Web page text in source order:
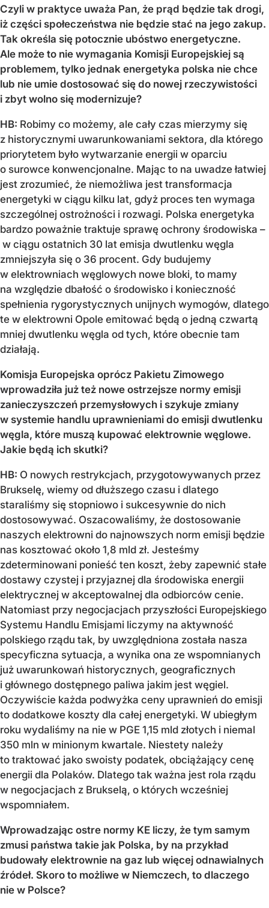
Czyli w praktyce uważa Pan, że prąd będzie tak drogi,
iż części społeczeństwa nie będzie stać na jego zakup.
Tak określa się potocznie ubóstwo energetyczne.
Ale może to nie wymagania Komisji Europejskiej są
problemem, tylko jednak energetyka polska nie chce
lub nie umie dostosować się do nowej rzeczywistości
i zbyt wolno się modernizuje?
HB: Robimy co możemy, ale cały czas mierzymy się
z historycznymi uwarunkowaniami sektora, dla którego
priorytetem było wytwarzanie energii w oparciu
o surowce konwencjonalne. Mając to na uwadze łatwiej
jest zrozumieć, że niemożliwa jest transformacja
energetyki w ciągu kilku lat, gdyż proces ten wymaga
szczególnej ostrożności i rozwagi. Polska energetyka
bardzo poważnie traktuje sprawę ochrony środowiska –
w ciągu ostatnich 30 lat emisja dwutlenku węgla
zmniejszyła się o 36 procent. Gdy budujemy
w elektrowniach węglowych nowe bloki, to mamy
na względzie dbałość o środowisko i konieczność
spełnienia rygorystycznych unijnych wymogów, dlatego
te w elektrowni Opole emitować będą o jedną czwartą
mniej dwutlenku węgla od tych, które obecnie tam
działają.
Komisja Europejska oprócz Pakietu Zimowego
wprowadziła już też nowe ostrzejsze normy emisji
zanieczyszczeń przemysłowych i szykuje zmiany
w systemie handlu uprawnieniami do emisji dwutlenku
węgla, które muszą kupować elektrownie węglowe.
Jakie będą ich skutki?
HB: O nowych restrykcjach, przygotowywanych przez
Brukselę, wiemy od dłuższego czasu i dlatego
staraliśmy się stopniowo i sukcesywnie do nich
dostosowywać. Oszacowaliśmy, że dostosowanie
naszych elektrowni do najnowszych norm emisji będzie
nas kosztować około 1,8 mld zł. Jesteśmy
zdeterminowani ponieść ten koszt, żeby zapewnić stałe
dostawy czystej i przyjaznej dla środowiska energii
elektrycznej w akceptowalnej dla odbiorców cenie.
Natomiast przy negocjacjach przyszłości Europejskiego
Systemu Handlu Emisjami liczymy na aktywność
polskiego rządu tak, by uwzględniona została nasza
specyficzna sytuacja, a wynika ona ze wspomnianych
już uwarunkowań historycznych, geograficznych
i głównego dostępnego paliwa jakim jest węgiel.
Oczywiście każda podwyżka ceny uprawnień do emisji
to dodatkowe koszty dla całej energetyki. W ubiegłym
roku wydaliśmy na nie w PGE 1,15 mld złotych i niemal
350 mln w minionym kwartale. Niestety należy
to traktować jako swoisty podatek, obciążający cenę
energii dla Polaków. Dlatego tak ważna jest rola rządu
w negocjacjach z Brukselą, o których wcześniej
wspomniałem.
Wprowadzając ostre normy KE liczy, że tym samym
zmusi państwa takie jak Polska, by na przykład
budowały elektrownie na gaz lub więcej odnawialnych
źródeł. Skoro to możliwe w Niemczech, to dlaczego
nie w Polsce?